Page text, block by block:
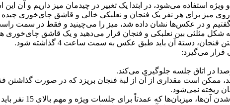
استفاده می‌شود، در ابتدا یک تغییر در چیدمان میز داریم و آن
روی میز برای هر نفر یک فنجان و نعلبکی خالی و قاشق چای‌خوری
گفتیم و در عکس‌ها نشان داده شد، میز را می‌چینید و فقط در سمت
شکل مثلثی بین نعلبکی و فنجان قرار می‌دهید و یک قاشق
دستة آن باید طبق عکس به سمت ساعت 4 گذاشته شود.
قرار می‌گیرد:
ممکن است مقداری از آن از لبة فنجان بریزد که در صورت گذاشتن
ریخته نمی‌شود.
در زمان ورود میهمان